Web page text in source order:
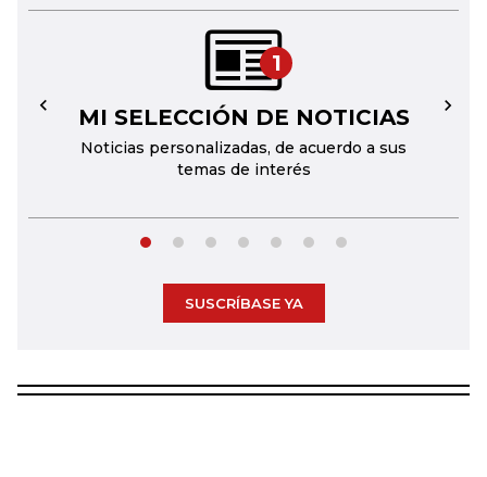
1
MI SELECCIÓN DE NOTICIAS
Noticias personalizadas, de acuerdo a sus
temas de interés
← →
SUSCRÍBASE YA